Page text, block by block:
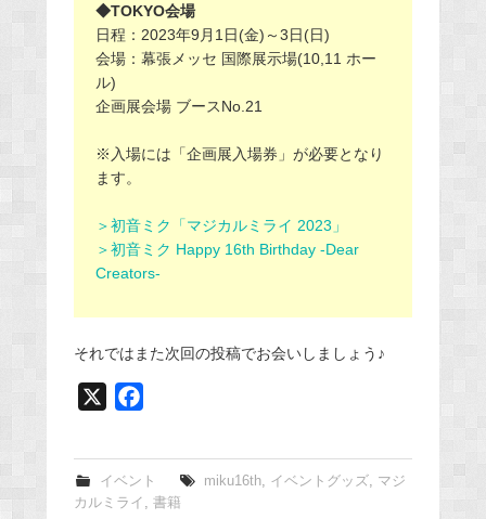
◆TOKYO会場
日程：2023年9月1日(金)～3日(日)
会場：幕張メッセ 国際展示場(10,11 ホー
ル)
企画展会場 ブースNo.21
※入場には「企画展入場券」が必要となり
ます。
＞初音ミク「マジカルミライ 2023」
＞初音ミク Happy 16th Birthday ‐Dear
Creators‐
それではまた次回の投稿でお会いしましょう♪
e
b
イベント miku16th, イベントグッズ, マジ
カルミライ , 書籍